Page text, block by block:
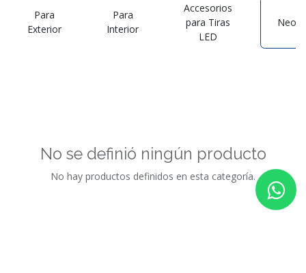
Para
Exterior
Para
Interior
Accesorios
para Tiras
LED
Neon
No se definió ningún producto
No hay productos definidos en esta categoría.